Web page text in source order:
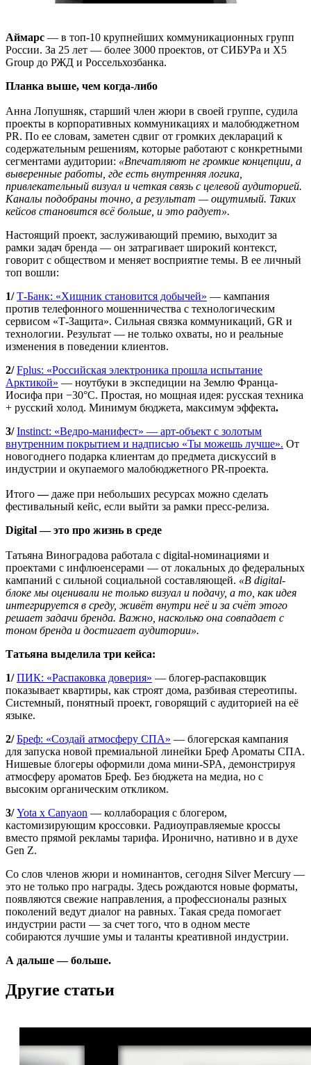
Аймарс — в топ-10 крупнейших коммуникационных групп
России. За 25 лет — более 3000 проектов, от СИБУРа и X5
Group до РЖД и Россельхозбанка.
Планка выше, чем когда-либо
Анна Лопушняк, старший член жюри в своей группе, судила
проекты в корпоративных коммуникациях и малобюджетном
PR. По ее словам, заметен сдвиг от громких деклараций к
содержательным решениям, которые работают с конкретными
сегментами аудитории: «Впечатляют не громкие концепции, а
выверенные работы, где есть внутренняя логика,
привлекательный визуал и четкая связь с целевой аудиторией.
Каналы подобраны точно, а результат — ощутимый. Таких
кейсов становится всё больше, и это радует».
Настоящий проект, заслуживающий премию, выходит за
рамки задач бренда — он затрагивает широкий контекст,
говорит с обществом и меняет восприятие темы. В ее личный
топ вошли:
1/Т-Банк: «Хищник становится добычей» — кампания
против телефонного мошенничества с технологическим
сервисом «Т-Защита». Сильная связка коммуникаций, GR и
технологии. Результат — не только охваты, но и реальные
изменения в поведении клиентов.
2/Fplus: «Российская электроника прошла испытание
Арктикой» — ноутбуки в экспедиции на Землю Франца-
Иосифа при −30°С. Простая, но мощная идея: русская техника
+ русский холод. Минимум бюджета, максимум эффекта.
3/Instinct: «Ведро-манифест» — арт-объект с золотым
внутренним покрытием и надписью «Ты можешь лучше». От
новогоднего подарка клиентам до предмета дискуссий в
индустрии и окупаемого малобюджетного PR-проекта.
Итого— даже при небольших ресурсах можно сделать
фестивальный кейс, если выйти за рамки пресс-релиза.
Digital — это про жизнь в среде
Татьяна Виноградова работала с digital-номинациями и
проектами с инфлюенсерами — от локальных до федеральных
кампаний с сильной социальной составляющей. «В digital-
блоке мы оценивали не только визуал и подачу, а то, как идея
интегрируется в среду, живёт внутри неё и за счёт этого
решает задачи бренда. Важно, насколько она совпадает с
тоном бренда и достигает аудитории».
Татьяна выделила три кейса:
1/ПИК: «Распаковка доверия» — блогер-распаковщик
показывает квартиры, как строят дома, разбивая стереотипы.
Системный, понятный проект, говорящий с аудиторией на её
языке.
2/Бреф: «Создай атмосферу СПА» — блогерская кампания
для запуска новой премиальной линейки Бреф Ароматы СПА.
Нишевые блогеры оформили дома мини-SPA, демонстрируя
атмосферу ароматов Бреф. Без бюджета на медиа, но с
высоким органическим откликом.
3/Yota x Canyaon — коллаборация с блогером,
кастомизирующим кроссовки. Радиоуправляемые кроссы
вместо прямой рекламы тарифа. Иронично, нативно и в духе
Gen Z.
Со слов членов жюри и номинантов, сегодня Silver Mercury —
это не только про награды. Здесь рождаются новые форматы,
появляются свежие направления, а профессионалы разных
поколений ведут диалог на равных. Такая среда помогает
индустрии расти — за счет того, что в одном месте
собираются лучшие умы и таланты креативной индустрии.
А дальше — больше.
Другие статьи